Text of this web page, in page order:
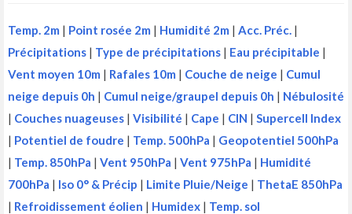
Temp. 2m | Point rosée 2m | Humidité 2m | Acc. Préc. |
Précipitations | Type de précipitations | Eau précipitable |
Vent moyen 10m | Rafales 10m | Couche de neige | Cumul
neige depuis 0h | Cumul neige/graupel depuis 0h | Nébulosité
| Couches nuageuses | Visibilité | Cape | CIN | Supercell Index
| Potentiel de foudre | Temp. 500hPa | Geopotentiel 500hPa
| Temp. 850hPa | Vent 950hPa | Vent 975hPa | Humidité
700hPa | Iso 0° & Précip | Limite Pluie/Neige | ThetaE 850hPa
| Refroidissement éolien | Humidex | Temp. sol